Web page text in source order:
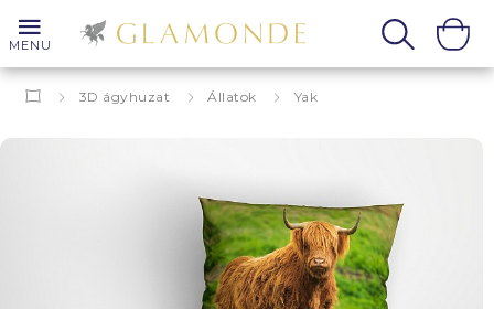
MENU
3D ágyhuzat Állatok Yak